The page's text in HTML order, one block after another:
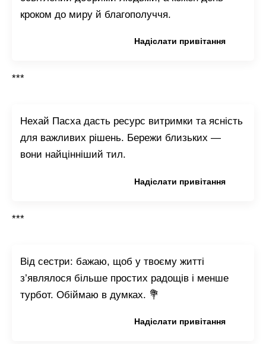
кроком до миру й благополуччя.
Надіслати привітання
***
Нехай Пасха дасть ресурс витримки та ясність
для важливих рішень. Бережи близьких —
вони найцінніший тил.
Надіслати привітання
***
Від сестри: бажаю, щоб у твоєму житті
з’являлося більше простих радощів і менше
турбот. Обіймаю в думках. 💐
Надіслати привітання